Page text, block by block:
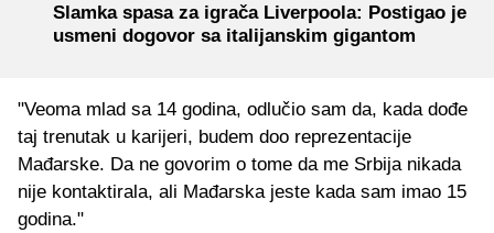
Slamka spasa za igrača Liverpoola: Postigao je
usmeni dogovor sa italijanskim gigantom
"Veoma mlad sa 14 godina, odlučio sam da, kada dođe
taj trenutak u karijeri, budem doo reprezentacije
Mađarske. Da ne govorim o tome da me Srbija nikada
nije kontaktirala, ali Mađarska jeste kada sam imao 15
godina."